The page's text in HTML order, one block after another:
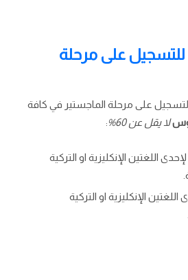
للتسجيل على مرحلة
التسجيل على مرحلة الماجستير في كافة
لا يقل عن 60% :
اللغتين الإنكليزية او التركية
الإنكليزية او التركية